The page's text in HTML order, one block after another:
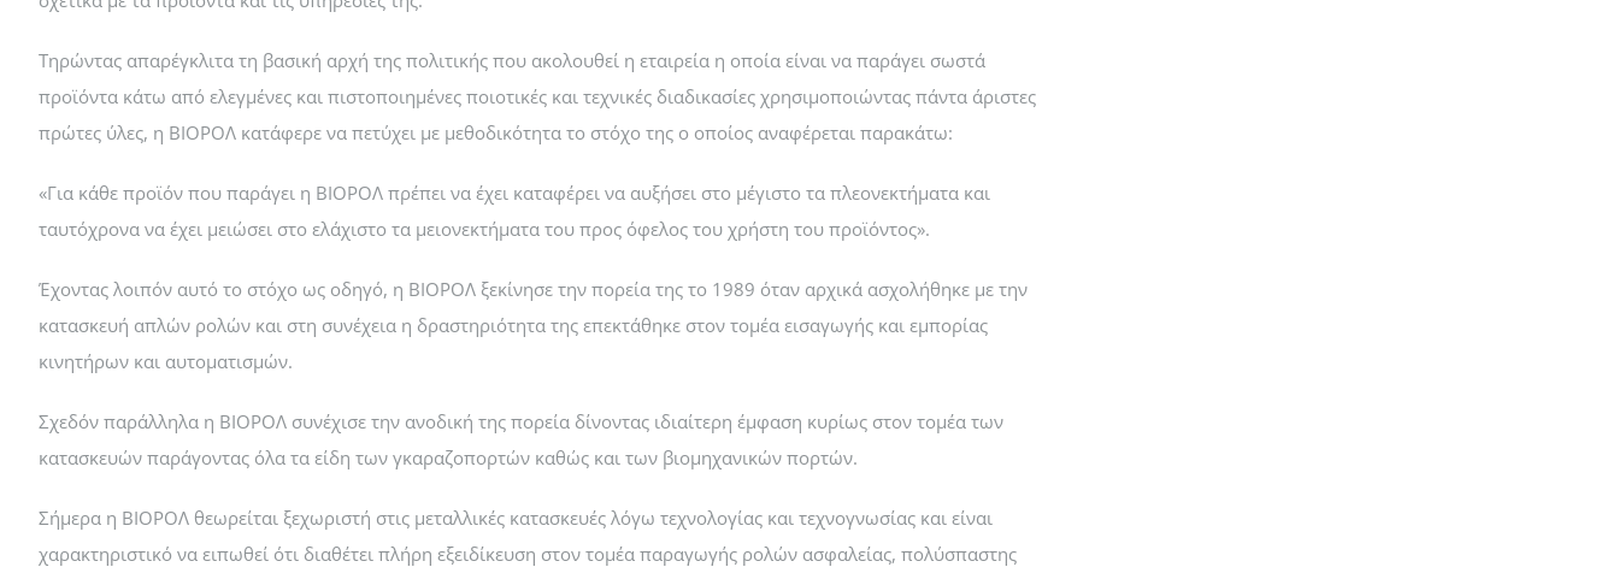
Τηρώντας απαρέγκλιτα τη βασική αρχή της πολιτικής που ακολουθεί η εταιρεία η οποία είναι να παράγει σωστά
προϊόντα κάτω από ελεγμένες και πιστοποιημένες ποιοτικές και τεχνικές διαδικασίες χρησιμοποιώντας πάντα άριστες
πρώτες ύλες, η ΒΙΟΡΟΛ κατάφερε να πετύχει με μεθοδικότητα το στόχο της ο οποίος αναφέρεται παρακάτω:
«Για κάθε προϊόν που παράγει η ΒΙΟΡΟΛ πρέπει να έχει καταφέρει να αυξήσει στο μέγιστο τα πλεονεκτήματα και
ταυτόχρονα να έχει μειώσει στο ελάχιστο τα μειονεκτήματα του προς όφελος του χρήστη του προϊόντος».
Έχοντας λοιπόν αυτό το στόχο ως οδηγό, η ΒΙΟΡΟΛ ξεκίνησε την πορεία της το 1989 όταν αρχικά ασχολήθηκε με την
κατασκευή απλών ρολών και στη συνέχεια η δραστηριότητα της επεκτάθηκε στον τομέα εισαγωγής και εμπορίας
κινητήρων και αυτοματισμών.
Σχεδόν παράλληλα η ΒΙΟΡΟΛ συνέχισε την ανοδική της πορεία δίνοντας ιδιαίτερη έμφαση κυρίως στον τομέα των
κατασκευών παράγοντας όλα τα είδη των γκαραζοπορτών καθώς και των βιομηχανικών πορτών.
Σήμερα η ΒΙΟΡΟΛ θεωρείται ξεχωριστή στις μεταλλικές κατασκευές λόγω τεχνολογίας και τεχνογνωσίας και είναι
χαρακτηριστικό να ειπωθεί ότι διαθέτει πλήρη εξειδίκευση στον τομέα παραγωγής ρολών ασφαλείας, πολύσπαστης